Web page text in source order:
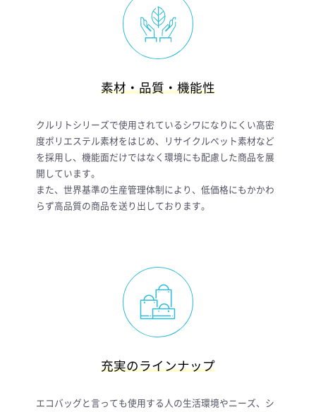
素材・品質・機能性
クルリトシリーズで使用されているシワになりにくい高密
度ポリエステル素材をはじめ、リサイクルペット素材など
を採用し、機能面だけではなく環境にも配慮した商品を展
開しています。
また、世界基準の生産管理体制により、低価格にもかかわ
らず高品質の商品を送り出しております。
充実のラインナップ
エコバッグと言っても使用する人の生活環境やニーズ、シ